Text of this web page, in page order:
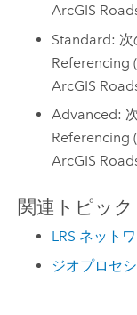
ArcGIS
Standard: 次
Referencing
ArcGIS
Advanced:
Referencing
ArcGIS
関連トピック
LRS ネット
ジオプロセ